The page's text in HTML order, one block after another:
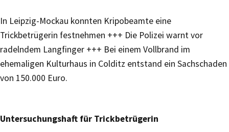
In Leipzig-Mockau konnten Kripobeamte eine
Trickbetrügerin festnehmen +++ Die Polizei warnt vor
radelndem Langfinger +++ Bei einem Vollbrand im
ehemaligen Kulturhaus in Colditz entstand ein Sachschaden
von 150.000 Euro.
Untersuchungshaft für Trickbetrügerin